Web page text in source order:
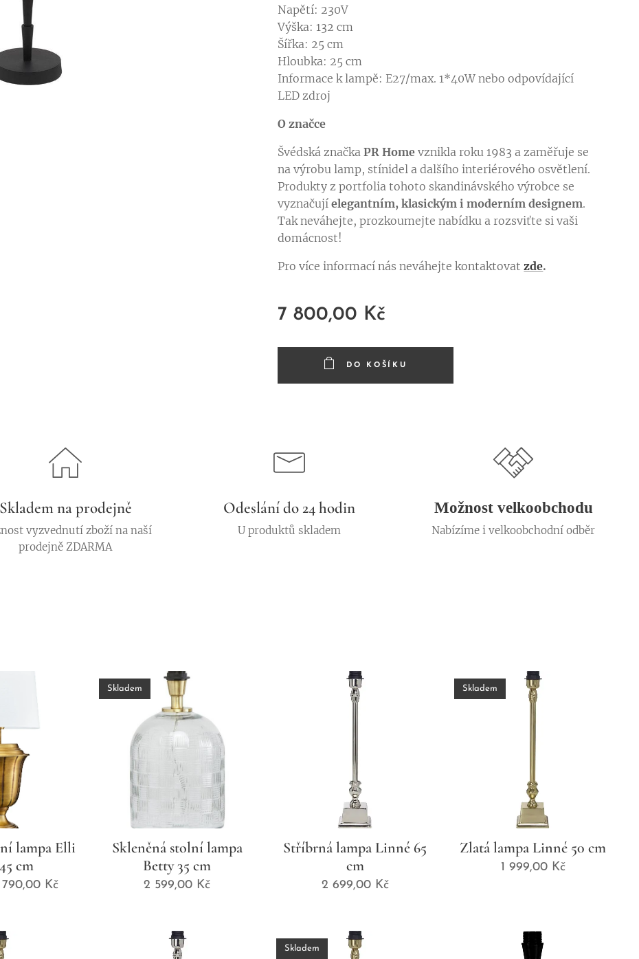
Napětí: 230V
Výška: 132 cm
Šířka: 25 cm
Hloubka: 25 cm
Informace k lampě: E27/max. 1*40W nebo odpovídající
LED zdroj
O značce
Švédská značkaPR Home vznikla roku 1983 a zaměřuje se
na výrobu lamp, stínidel a dalšího interiérového osvětlení.
Produkty z portfolia tohoto skandinávského výrobce se
vyznačujíelegantním, klasickým i moderním designem.
Tak neváhejte, prozkoumejte nabídku a rozsviťte si vaši
domácnost!
Pro více informací nás neváhejte kontaktovatzde.
7 800,00 Kč
DO KOŠÍKU
Skladem na prodejně
vyzvednutí zboží na naší
prodejně ZDARMA
Odeslání do 24 hodin
U produktů skladem
Možnost velkoobchodu
Nabízíme i velkoobchodní odběr
lampa Elli
cm
790,00 Kč
Skleněná stolní lampa
Betty 35 cm
Skladem
2 599,00 Kč
Stříbrná lampa Linné 65
cm
2 699,00Kč
Zlatá lampa Linné 50 cm
Skladem
1 999,00Kč
Skladem